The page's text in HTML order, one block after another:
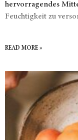
hervorragendes
Feuchtigkeit zu
READ MORE »